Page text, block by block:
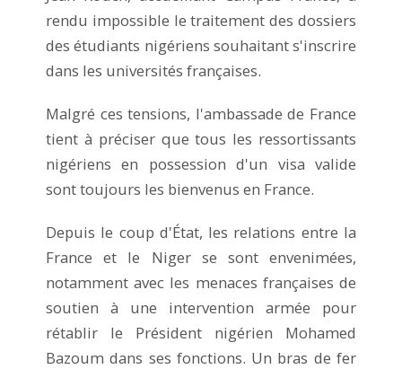
rendu impossible le traitement des dossiers
des étudiants nigériens souhaitant s'inscrire
dans les universités françaises.
Malgré ces tensions, l'ambassade de France
tient à préciser que tous les ressortissants
nigériens en possession d'un visa valide
sont toujours les bienvenus en France.
Depuis le coup d'État, les relations entre la
France et le Niger se sont envenimées,
notamment avec les menaces françaises de
soutien à une intervention armée pour
rétablir le Président nigérien Mohamed
Bazoum dans ses fonctions. Un bras de fer